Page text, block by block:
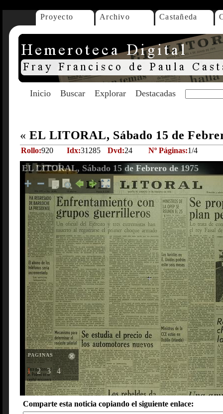
Proyecto Archivo Castañeda
Inicio Buscar Explorar Destacadas
« EL LITORAL, Sábado 15 de
Rollo:920 Idx:31285 Dvd:24 Nº Páginas:1/4
EL LITORAL, Sábado 15 de Febrero de 1975
PAGINAS
1 2 3 4
Comparte esta noticia copiando el siguiente enlace: